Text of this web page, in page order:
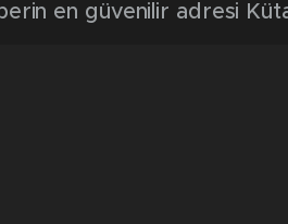
en güvenilir adresi